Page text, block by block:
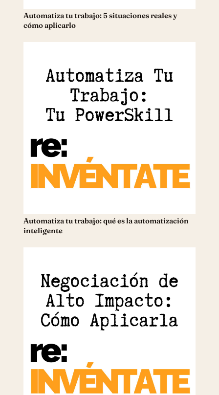
Automatiza tu trabajo: 5 situaciones reales y
cómo aplicarlo
Automatiza tu trabajo: qué es la automatización
inteligente